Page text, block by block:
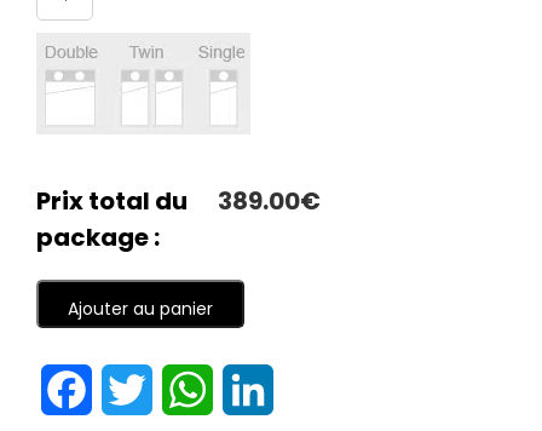
Prix total du
package :
389.00€
Ajouter au panier
FacebookTwitter WhatsApp